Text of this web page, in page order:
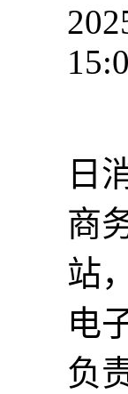
日
商
站
电
负